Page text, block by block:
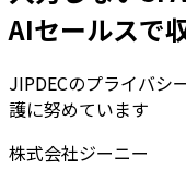
AIセールスで
JIPDECのプライバシ
護に努めています
株式会社ジーニー